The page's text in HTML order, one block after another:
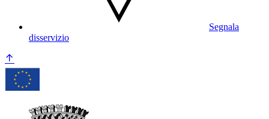
Segnala
disservizio